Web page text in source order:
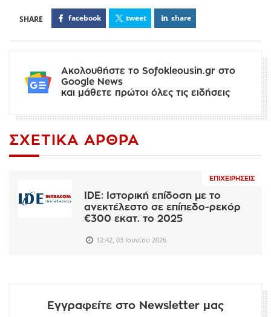
facebook tweet share
Ακολουθήστε το Sofokleousin.gr στο
Google News
και μάθετε πρώτοι όλες τις ειδήσεις
ΣΧΕΤΙΚΆ ΆΡΘΡΑ
ΕΠΙΧΕΙΡΉΣΕΙΣ
IDE: Ιστορική επίδοση με το
ανεκτέλεστο σε επίπεδο-ρεκόρ
€300 εκατ. το 2025
12:42, 03 Ιουνίου 2026
Εγγραφείτε στο Newsletter μας